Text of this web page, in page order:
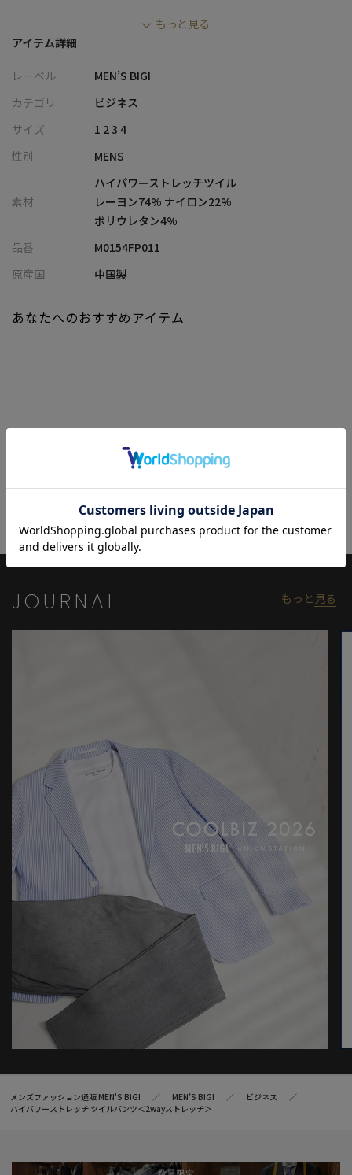
上品なツイルの織り目が無地ながら奥行とニュアンスを感じさ
せ、洗練された雰囲気を演出。動きやすさと美しさを両立した万
【デザイン/素材】
使用。
レーヨン特有のなめらかさと、ナイロンの耐久性を活かした生地
は、軽やかでありながら、しっかりとした安心感のある仕上がり
です。
縦にも横にも伸びる2wayストレッチのパンツは、ビジネスカジュ
も活躍。
見た目の上質さと機能性を両立した、汎用性の高いパンツです。
ほどよく腰まわりにゆとりを持たせつつ、裾に向かってなだらか
すっきりとしたノータック仕様と、ミニマルなポケットワークが
モダンな表情を演出します。
ウエスト周りやヒップのラインもスマートに整えられており、ト
ップスを選ばず、ジャケットとも好相性。
ビジネスからカジュアルまでシーンを問わず着用可能です。
モデル 身長184cm 胸囲95cm ウエスト78cm ヒップ94cm 着用サ
合がございます。
※サイズは弊社規定の採寸によって記載しておりますが、若干の
個体差が生じる場合がございます。
もっと見る
アイテム詳細
レーベル
MEN’S BIGI
カテゴリ
ビジネス
サイズ
1 2 3 4
性別
MENS
素材
ハイパワーストレッチツイル
レーヨン74% ナイロン22%
ポリウレタン4%
品番
M0154FP011
原産国
中国製
あなたへのおすすめアイテム
JOURNAL もっと 見る
メンズファッション通販 MEN'S BIGI MEN’S BIGI
ビジネス
ハイパワーストレッチ ツイルパンツ＜2wayストレッチ＞